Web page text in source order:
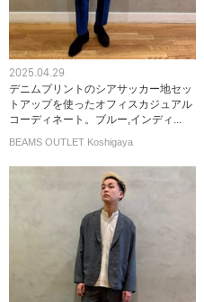
2025.04.29
デニムプリントのシアサッカー地セッ
トアップを使ったオフィスカジュアル
コーディネート。ブルー,インディ...
BEAMS OUTLET Koshigaya